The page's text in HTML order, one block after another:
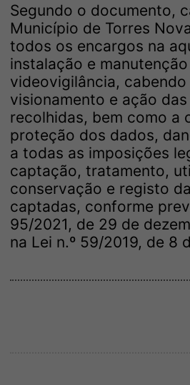
Segundo o documento,
Município de Torres
todos os encargos na
instalação e
videovigilância, cabendo
visionamento e ação
recolhidas, bem como a
proteção dos dados,
a todas as imposições
captação, tratamento,
conservação e registo
captadas, conforme
95/2021, de 29 de
na Lei n.º 59/2019, de 8